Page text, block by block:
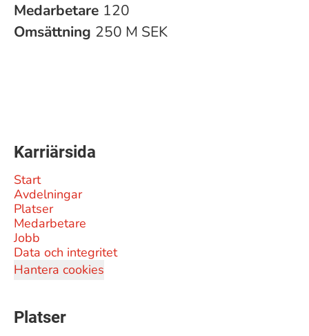
Medarbetare 120
Omsättning 250 M SEK
Karriärsida
Start
Avdelningar
Platser
Medarbetare
Jobb
Data och integritet
Hantera cookies
Platser